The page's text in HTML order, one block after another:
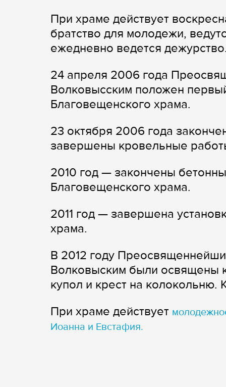
При храме действует
братство для молодежи,
ежедневно ведется
24 апреля 2006 года
Волковысским положен
Благовещенского храма.
23 октября 2006 года
завершены кровельные
2010 год — закончены
Благовещенского храма.
2011 год — завершена
храма.
В 2012 году
Волковыским были освящены
купол и крест на
При храме действует
Иоанна и Евстафия.